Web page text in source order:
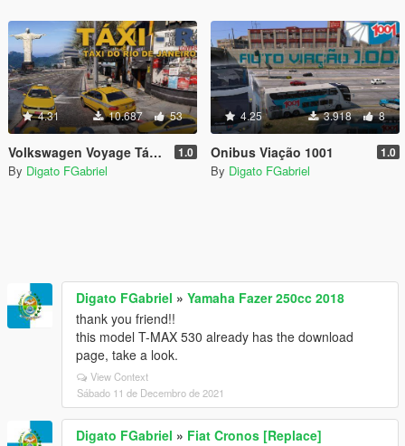
4.31 10.687 53
Volkswagen Voyage Táxi Rio de Janeiro 1.0
By Digato FGabriel
4.25 3.918 8
Onibus Viação 1001 1.0
By Digato FGabriel
Digato FGabriel » Yamaha Fazer 250cc 2018
thank you friend!!
this model T-MAX 530 already has the download
page, take a look.
View Context
Sábado 11 de Decembro de 2021
Digato FGabriel » Fiat Cronos [Replace]